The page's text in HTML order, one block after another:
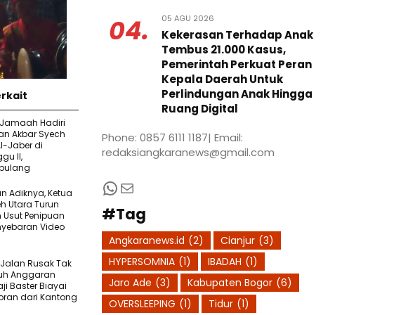
Hadiri
Akbar Syech
Jaber di
II,
Adiknya, Ketua
Utara Turun
Penipuan
Video
Rusak Tak
Anggaran
Baster Biayai
dari Kantong
04. 05 AGU 2026
Kekerasan Terhadap Anak
Tembus 21.000 Kasus,
Pemerintah Perkuat Peran
Kepala Daerah Untuk
Perlindungan Anak Hingga
Ruang Digital
Phone: 0857 6111 1187| Email:
redaksiangkaranews@gmail.com
WhatsApp
Mail
#Tag
Angkaranews.id (2) Cianjur (3)
HYPERSOMNIA (1) IBADAH (1)
Jaro Ade (3) Kabupaten Bogor (6)
OVERSLEEPING (1) Tidur (1)